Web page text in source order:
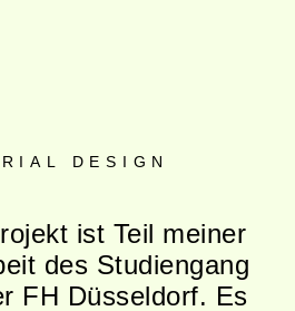
DESIGN
ist Teil meiner
des Studiengang
FH Düsseldorf. Es